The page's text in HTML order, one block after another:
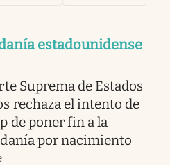
estadounidense
Suprema de Estados
rechaza el intento de
de poner fin a la
por nacimiento